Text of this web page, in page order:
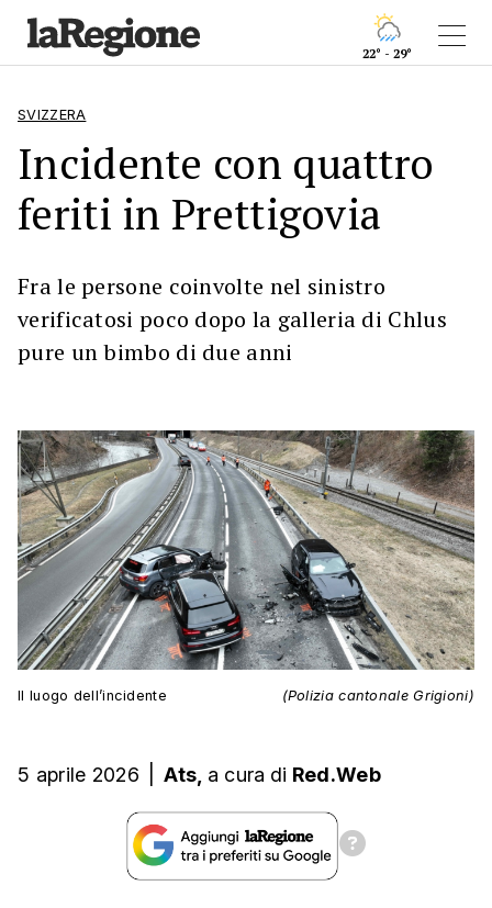
22° - 29°
SVIZZERA
Incidente con quattro
feriti in Prettigovia
Fra le persone coinvolte nel sinistro
verificatosi poco dopo la galleria di Chlus
pure un bimbo di due anni
Il luogo dell’incidente (Polizia cantonale Grigioni)
5 aprile 2026 Ats, a cura di Red.Web